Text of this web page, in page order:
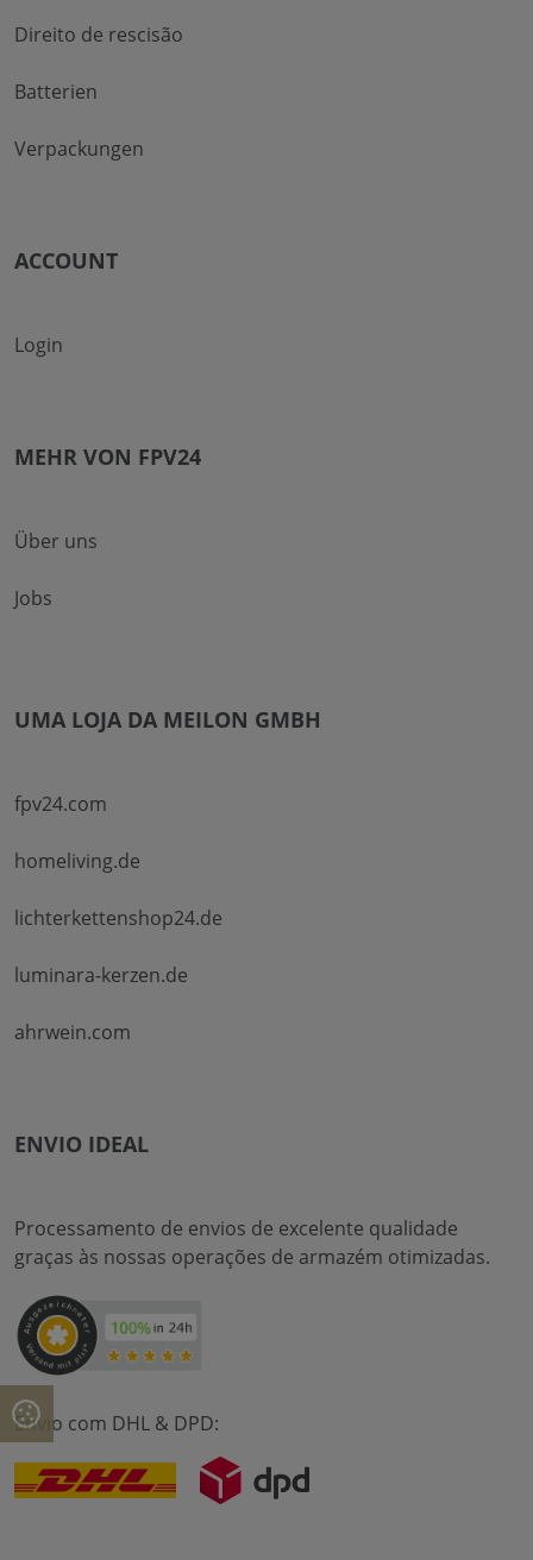
Direito de rescisão
Batterien
Verpackungen
ACCOUNT
Login
MEHR VON FPV24
Über uns
Jobs
UMA LOJA DA MEILON GMBH
fpv24.com
homeliving.de
lichterkettenshop24.de
luminara-kerzen.de
ahrwein.com
ENVIO IDEAL
Processamento de envios de excelente qualidade
graças às nossas operações de armazém otimizadas.
Envio com DHL & DPD: